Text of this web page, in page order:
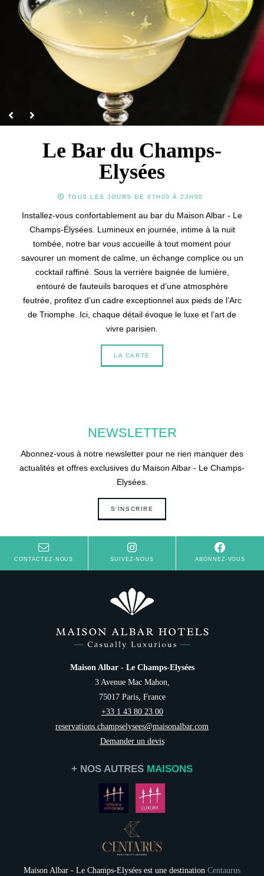
Le Bar du Champs-
Elysées
TOUS LES JOURS DE 07H00 À 23H00
Installez-vous confortablement au bar du Maison Albar - Le
Champs-Élysées. Lumineux en journée, intime à la nuit
tombée, notre bar vous accueille à tout moment pour
savourer un moment de calme, un échange complice ou un
cocktail raffiné. Sous la verrière baignée de lumière,
entouré de fauteuils baroques et d’une atmosphère
feutrée, profitez d’un cadre exceptionnel aux pieds de l’Arc
de Triomphe. Ici, chaque détail évoque le luxe et l’art de
vivre parisien.
LA CARTE
NEWSLETTER
Abonnez-vous à notre newsletter pour ne rien manquer des
actualités et offres exclusives du Maison Albar - Le Champs-
Elysées.
S'INSCRIRE
CONTACTEZ-NOUS SUIVEZ-NOUS ABONNEZ-VOUS
Maison Albar - Le Champs-Elysées
3 Avenue Mac Mahon,
75017 Paris, France
+33 1 43 80 23 00
reservations.champselysees@maisonalbar.com
Demander un devis
+ NOS AUTRES MAISONS
Maison Albar - Le Champs-Elysées est une destination Centaurus
English
中国
Español
Famille
Services
Conciergerie
Cartes cadeaux
Galerie photos
Engagements
Contact & Accès